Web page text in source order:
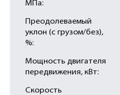
МПа:
Преодолеваемый
уклон (с грузом/без),
%:
Мощность двигателя
передвижения, кВт:
Скорость